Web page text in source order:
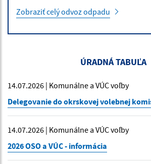
Zobraziť celý odvoz odpadu
ÚRADNÁ TABUĽA
14.07.2026 | Komunálne a VÚC voľby
Delegovanie do okrskovej volebnej
14.07.2026 | Komunálne a VÚC voľby
2026 OSO a VÚC - informácia